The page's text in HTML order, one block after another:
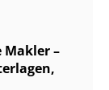
Makler –